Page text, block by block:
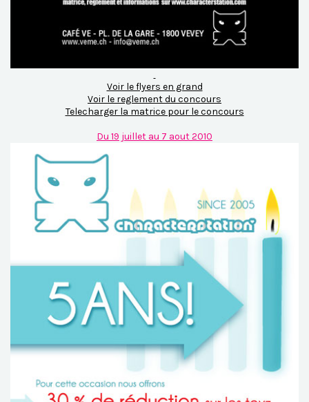
Voir le flyers en grand
Voir le reglement du concours
Telecharger la matrice pour le concours
Du 19 juillet au 7 aout 2010